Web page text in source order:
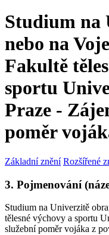
Studium na
nebo na
Fakultě
sportu
Praze -
poměr
Základní znění Rozšířené
3. Pojmenování
Studium na Univerzitě
tělesné výchovy a sportu
služební poměr vojáka z